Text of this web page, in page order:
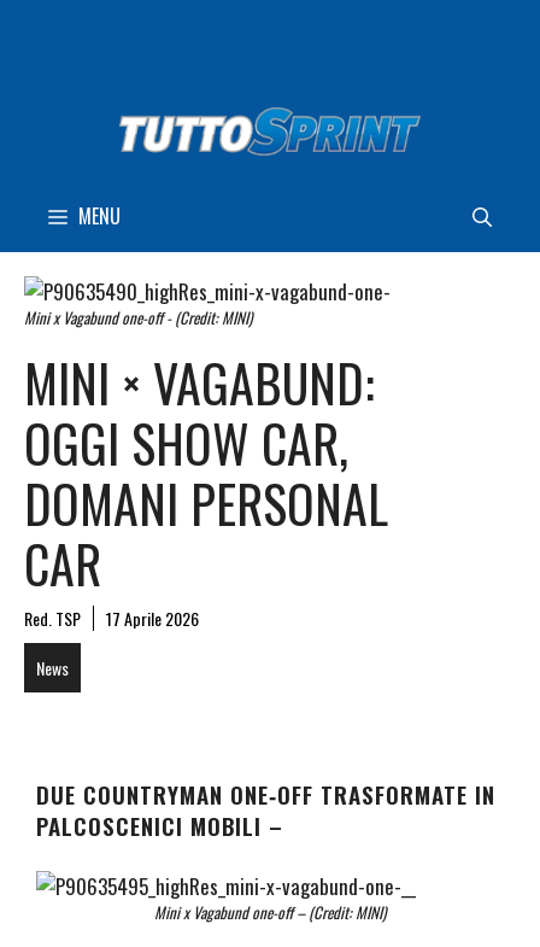
MENU
MINI × VAGABUND:
OGGI SHOW CAR,
DOMANI PERSONAL
CAR
Red. TSP
17 Aprile 2026
News
Mini x Vagabund one-off - (Credit: MINI)
DUE COUNTRYMAN ONE‑OFF TRASFORMATE IN
PALCOSCENICI MOBILI –
Mini x Vagabund one-off – (Credit: MINI)